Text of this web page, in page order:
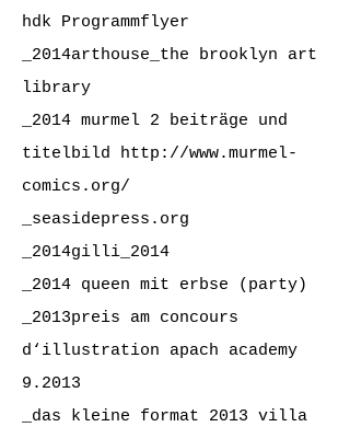
hdk Programmflyer
_2014arthouse_the brooklyn art
library
_2014 murmel 2 beiträge und
titelbild http://www.murmel-
comics.org/
_seasidepress.org
_2014gilli_2014
_2014 queen mit erbse (party)
_2013preis am concours
d‘illustration apach academy
9.2013
_das kleine format 2013 villa